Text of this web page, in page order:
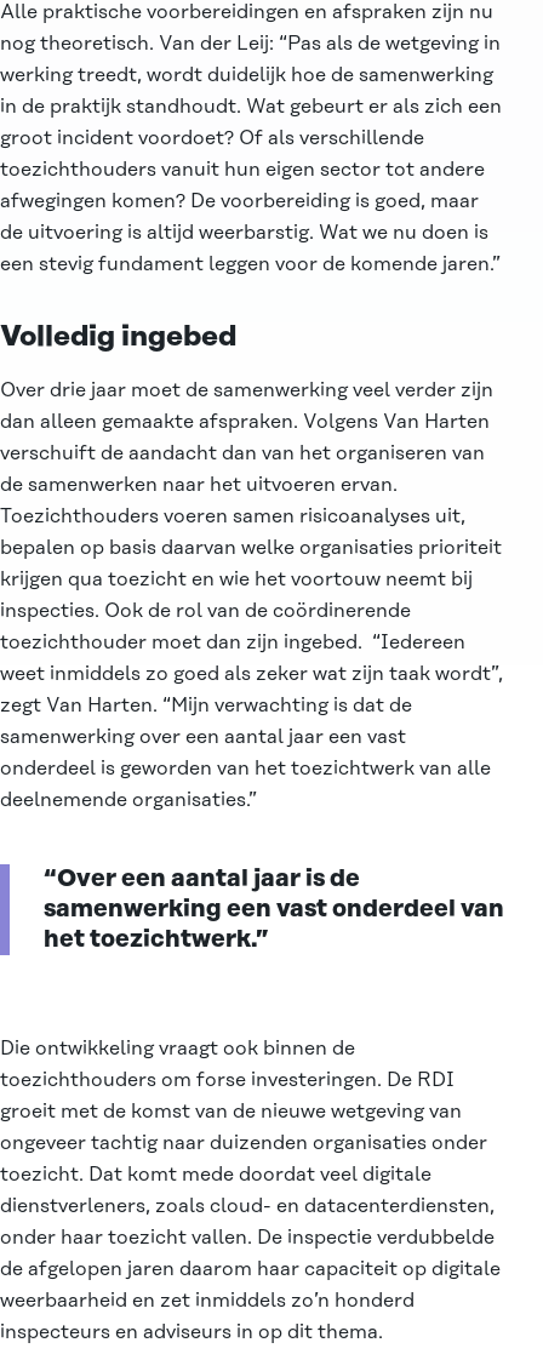
Alle praktische voorbereidingen en afspraken zijn nu
nog theoretisch. Van der Leij: “Pas als de wetgeving in
werking treedt, wordt duidelijk hoe de samenwerking
in de praktijk standhoudt. Wat gebeurt er als zich een
groot incident voordoet? Of als verschillende
toezichthouders vanuit hun eigen sector tot andere
afwegingen komen? De voorbereiding is goed, maar
de uitvoering is altijd weerbarstig. Wat we nu doen is
een stevig fundament leggen voor de komende jaren.”
Volledig ingebed
Over drie jaar moet de samenwerking veel verder zijn
dan alleen gemaakte afspraken. Volgens Van Harten
verschuift de aandacht dan van het organiseren van
de samenwerken naar het uitvoeren ervan.
Toezichthouders voeren samen risicoanalyses uit,
bepalen op basis daarvan welke organisaties prioriteit
krijgen qua toezicht en wie het voortouw neemt bij
inspecties. Ook de rol van de coördinerende
toezichthouder moet dan zijn ingebed. “Iedereen
weet inmiddels zo goed als zeker wat zijn taak wordt”,
zegt Van Harten. “Mijn verwachting is dat de
samenwerking over een aantal jaar een vast
onderdeel is geworden van het toezichtwerk van alle
deelnemende organisaties.”
“Over een aantal jaar is de
samenwerking een vast onderdeel van
het toezichtwerk.”
Die ontwikkeling vraagt ook binnen de
toezichthouders om forse investeringen. De RDI
groeit met de komst van de nieuwe wetgeving van
ongeveer tachtig naar duizenden organisaties onder
toezicht. Dat komt mede doordat veel digitale
dienstverleners, zoals cloud- en datacenterdiensten,
onder haar toezicht vallen. De inspectie verdubbelde
de afgelopen jaren daarom haar capaciteit op digitale
weerbaarheid en zet inmiddels zo’n honderd
inspecteurs en adviseurs in op dit thema.